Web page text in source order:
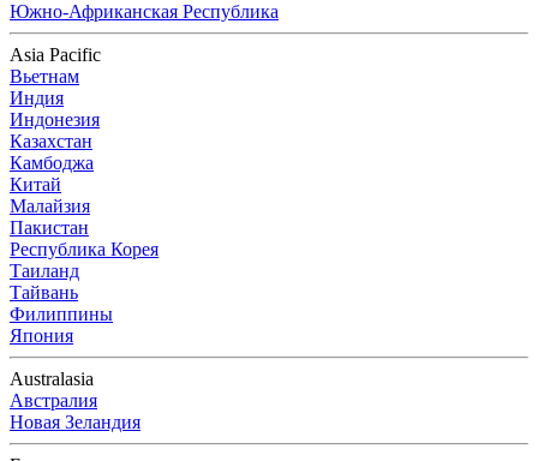
Южно-Африканская Республика
Asia Pacific
Вьетнам
Индия
Индонезия
Казахстан
Камбоджа
Китай
Малайзия
Пакистан
Республика Корея
Таиланд
Тайвань
Филиппины
Япония
Australasia
Австралия
Новая Зеландия